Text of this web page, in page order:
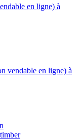
en ligne) à
vendable en ligne) à